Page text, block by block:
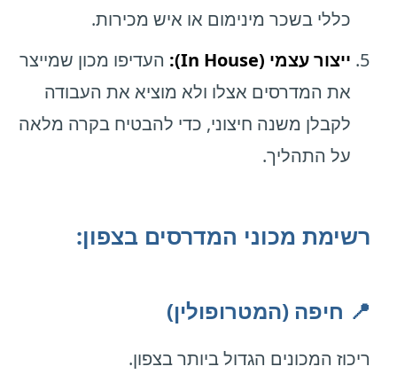
כללי בשכר מינימום או איש מכירות.
ייצור עצמי (In House):
העדיפו מכון שמייצר
את המדרסים אצלו ולא מוציא את העבודה
לקבלן משנה חיצוני, כדי להבטיח בקרה מלאה
על התהליך.
רשימת מכוני המדרסים בצפון:
📍 חיפה (המטרופולין)
ריכוז המכונים הגדול ביותר בצפון.